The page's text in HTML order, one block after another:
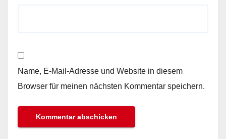
Name, E-Mail-Adresse und Website in diesem
Browser für meinen nächsten Kommentar speichern.